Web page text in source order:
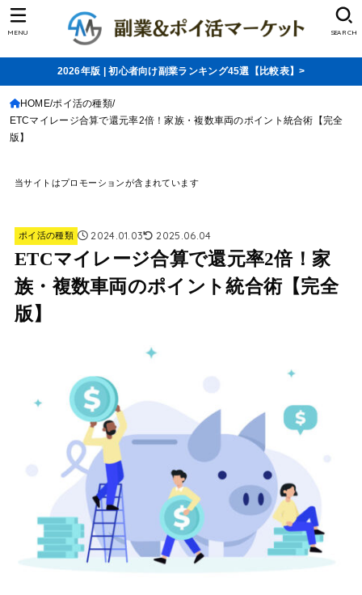
SEARCH
MENU
2026年版 | 初心者向け副業ランキング45選【比較表】>
HOME ポイ活の種類
ETCマイレージ合算で還元率2倍！家族・複数車両のポイント統合術【完全
版】
当サイトはプロモーションが含まれています
ポイ活の種類 2024.01.03 2025.06.04
ETCマイレージ合算で還元率2倍！家
族・複数車両のポイント統合術【完全
版】